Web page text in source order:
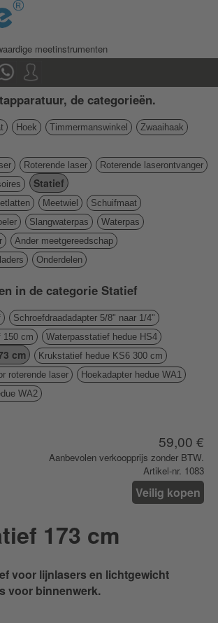
meetinstrumenten
de categorieën.
Hoek Timmermanswinkel
Zwaaihaak
Roterende laser
Roterende laserontvanger
Statief
Meetwiel
Schuifmaat
Slangwaterpas
Waterpas
Ander meetgereedschap
Onderdelen
in de categorie Statief
Schroefdraadadapter 5/8" naar 1/4"
150 cm
Waterpasstatief hedue HS4
cm
Krukstatief hedue KS6 300 cm
roterende laser
Hoekadapter hedue WA1
WA2
59,00 €
Aanbevolen verkoopprijs zonder BTW.
Artikel-nr. 1083
Veilig kopen
173 cm
voor lijnlasers en lichtgewicht
voor binnenwerk.